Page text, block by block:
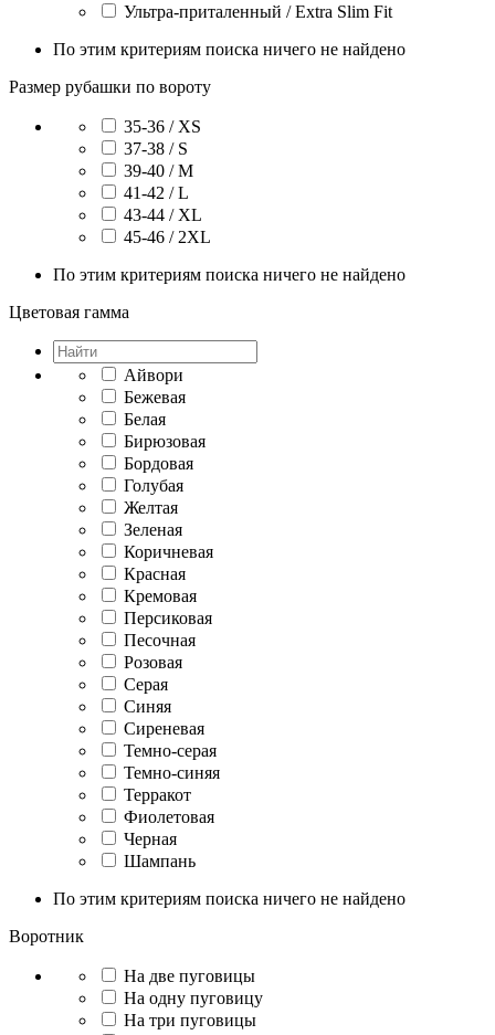
Ультра-приталенный / Extra Slim Fit
По этим критериям поиска ничего не найдено
Размер рубашки по вороту
35-36 / XS
37-38 / S
39-40 / M
41-42 / L
43-44 / XL
45-46 / 2XL
По этим критериям поиска ничего не найдено
Цветовая гамма
Айвори
Бежевая
Белая
Бирюзовая
Бордовая
Голубая
Желтая
Зеленая
Коричневая
Красная
Кремовая
Персиковая
Песочная
Розовая
Серая
Синяя
Сиреневая
Темно-серая
Темно-синяя
Терракот
Фиолетовая
Черная
Шампань
По этим критериям поиска ничего не найдено
Воротник
На две пуговицы
На одну пуговицу
На три пуговицы